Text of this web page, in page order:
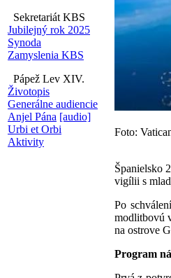
Sekretariát KBS
Jubilejný rok 2025
Synoda
Zamyslenia KBS
Pápež Lev XIV.
Životopis
Generálne audiencie
Anjel Pána [audio]
Urbi et Orbi
Aktivity
Foto:
Španielsko
vigílii s
Po
modlitbovú
na ostrove
Program